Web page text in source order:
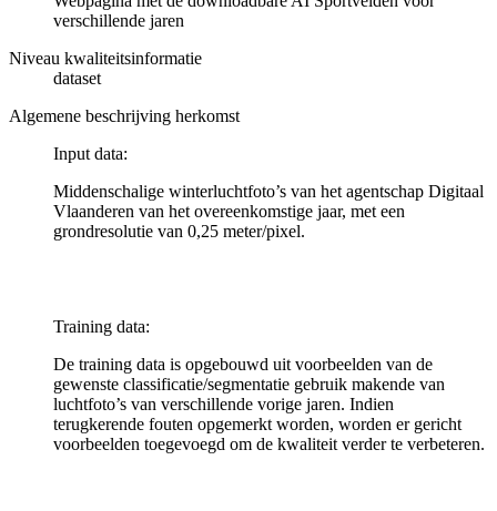
verschillende jaren
Niveau kwaliteitsinformatie
dataset
Algemene beschrijving herkomst
Input data:
Middenschalige winterluchtfoto’s van het agentschap Digitaal
Vlaanderen van het overeenkomstige jaar, met een
grondresolutie van 0,25 meter/pixel.
Training data:
De training data is opgebouwd uit voorbeelden van de
gewenste classificatie/segmentatie gebruik makende van
luchtfoto’s van verschillende vorige jaren. Indien
terugkerende fouten opgemerkt worden, worden er gericht
voorbeelden toegevoegd om de kwaliteit verder te verbeteren.